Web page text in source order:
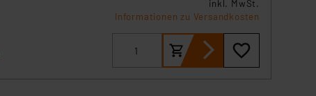
inkl. MwSt.
Informationen zu Versandkosten